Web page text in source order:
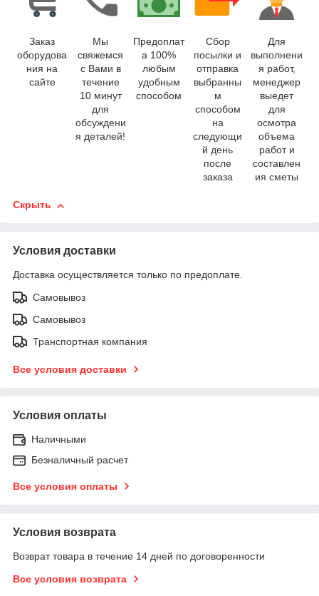
Заказ
оборудова
ния на
сайте
Мы
свяжемся
с Вами в
течение
10 минут
для
обсуждени
я деталей!
Предоплат
а 100%
любым
удобным
способом
Сбор
посылки и
отправка
выбранны
м
способом
на
следующи
й день
после
заказа
Для
выполнени
я работ,
менеджер
выедет
для
осмотра
объема
работ и
составлен
ия сметы
Скрыть
Условия доставки
Доставка осуществляется только по предоплате.
Самовывоз
Самовывоз
Транспортная компания
Все условия доставки
Условия оплаты
Наличными
Безналичный расчет
Все условия оплаты
Условия возврата
Возврат товара в течение 14 дней по договоренности
Все условия возврата